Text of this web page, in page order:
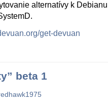
alternatívy k
get-devuan
beta 1